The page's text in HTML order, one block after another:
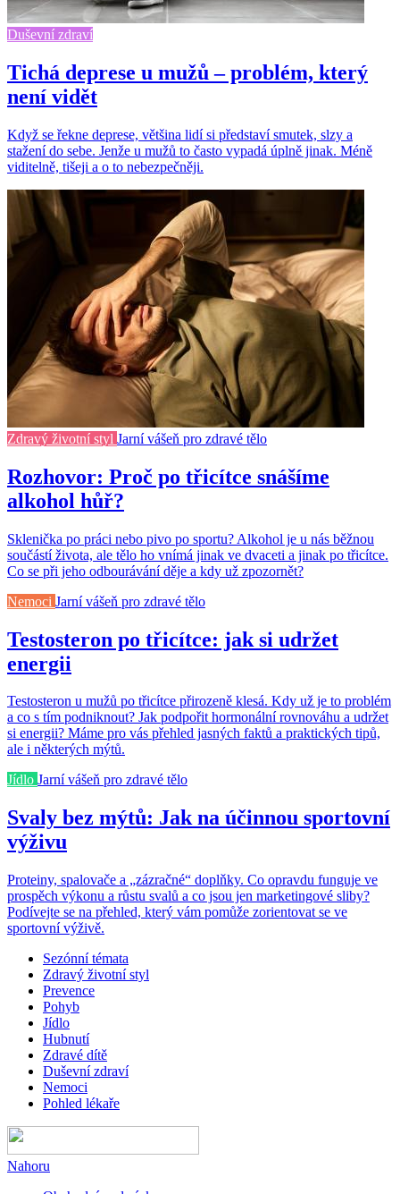
Duševní zdraví
Tichá deprese u mužů – problém, který
není vidět
Když se řekne deprese, většina lidí si představí smutek, slzy a
stažení do sebe. Jenže u mužů to často vypadá úplně jinak. Méně
viditelně, tišeji a o to nebezpečněji.
Zdravý životní styl Jarní vášeň pro zdravé tělo
Rozhovor: Proč po třicítce snášíme
alkohol hůř?
Sklenička po práci nebo pivo po sportu? Alkohol je u nás běžnou
součástí života, ale tělo ho vnímá jinak ve dvaceti a jinak po třicítce.
Co se při jeho odbourávání děje a kdy už zpozornět?
Nemoci Jarní vášeň pro zdravé tělo
Testosteron po třicítce: jak si udržet
energii
Testosteron u mužů po třicítce přirozeně klesá. Kdy už je to problém
a co s tím podniknout? Jak podpořit hormonální rovnováhu a udržet
si energii? Máme pro vás přehled jasných faktů a praktických tipů,
ale i některých mýtů.
Jídlo Jarní vášeň pro zdravé tělo
Svaly bez mýtů: Jak na účinnou sportovní
výživu
Proteiny, spalovače a „zázračné“ doplňky. Co opravdu funguje ve
prospěch výkonu a růstu svalů a co jsou jen marketingové sliby?
Podívejte se na přehled, který vám pomůže zorientovat se ve
sportovní výživě.
Sezónní témata
Zdravý životní styl
Prevence
Pohyb
Jídlo
Hubnutí
Zdravé dítě
Duševní zdraví
Nemoci
Pohled lékaře
Nahoru